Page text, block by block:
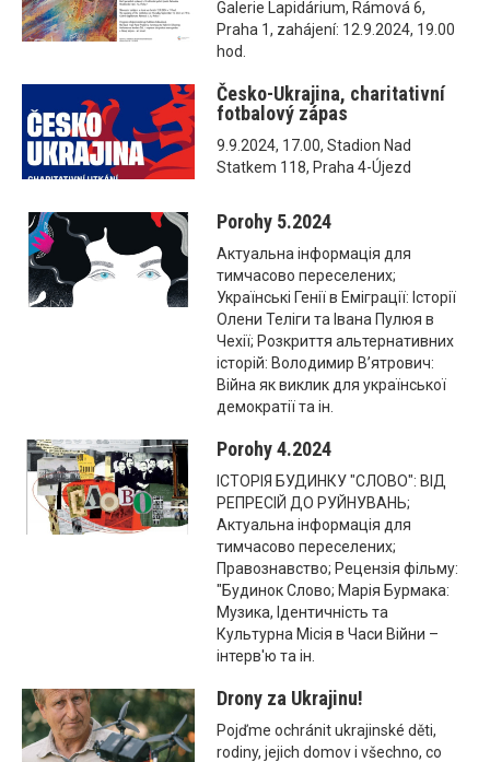
Galerie Lapidárium, Rámová 6,
Praha 1, zahájení: 12.9.2024, 19.00
hod.
Česko-Ukrajina, charitativní
fotbalový zápas
9.9.2024, 17.00, Stadion Nad
Statkem 118, Praha 4-Újezd
Porohy 5.2024
Актуальна інформація для
тимчасово переселених;
Українські Генії в Еміграції: Історії
Олени Теліги та Івана Пулюя в
Чехії; Розкриття альтернативних
історій: Володимир В’ятрович:
Війна як виклик для української
демократії та ін.
Porohy 4.2024
ІСТОРІЯ БУДИНКУ "СЛОВО": ВІД
РЕПРЕСІЙ ДО РУЙНУВАНЬ;
Актуальна інформація для
тимчасово переселених;
Правознавство; Рецензія фільму:
"Будинок Слово; Марія Бурмака:
Музика, Ідентичність та
Культурна Місія в Часи Війни –
інтерв'ю та ін.
Drony za Ukrajinu!
Pojďme ochránit ukrajinské děti,
rodiny, jejich domov i všechno, co